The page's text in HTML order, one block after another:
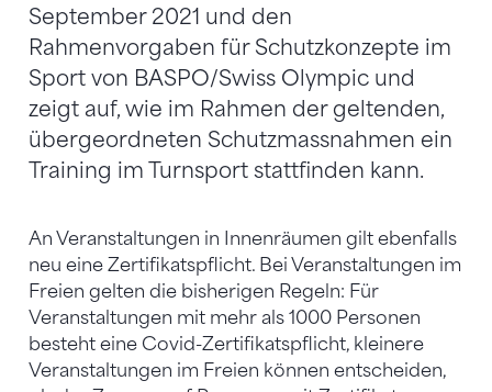
September 2021 und den
Rahmenvorgaben für Schutzkonzepte im
Sport von BASPO/Swiss Olympic und
zeigt auf, wie im Rahmen der geltenden,
übergeordneten Schutzmassnahmen ein
Training im Turnsport stattfinden kann.
An Veranstaltungen in Innenräumen gilt ebenfalls
neu eine Zertifikatspflicht. Bei Veranstaltungen im
Freien gelten die bisherigen Regeln: Für
Veranstaltungen mit mehr als 1000 Personen
besteht eine Covid-Zertifikatspflicht, kleinere
Veranstaltungen im Freien können entscheiden,